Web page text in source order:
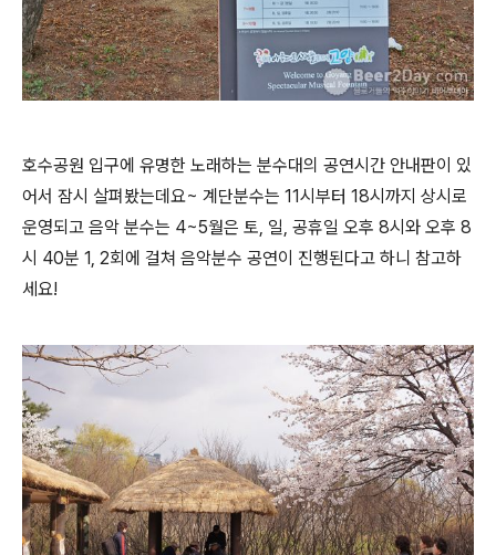
호수공원 입구에 유명한 노래하는 분수대의 공연시간 안내판이 있
어서 잠시 살펴봤는데요~ 계단분수는 11시부터 18시까지 상시로
운영되고 음악 분수는 4~5월은 토, 일, 공휴일 오후 8시와 오후 8
시 40분 1, 2회에 걸쳐 음악분수 공연이 진행된다고 하니 참고하
세요!